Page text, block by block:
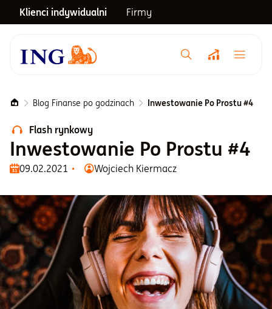
Klienci indywidualni Firmy
Menu główne
Notowania
Emerytura
Blog
Centrum pomocy
Informacje i dokumenty
Blog Finanse po godzinach Inwestowanie Po Prostu #4
Flash rynkowy
Inwestowanie Po Prostu #4
09.02.2021 Wojciech Kiermacz